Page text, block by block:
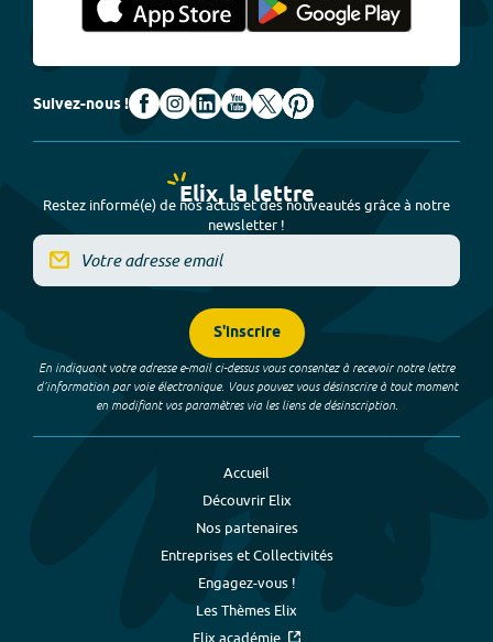
Suivez-nous !
Elix, la lettre
Restez informé(e) de nos actus et des nouveautés grâce à notre
newsletter !
S'inscrire
En indiquant votre adresse e-mail ci-dessus vous consentez à recevoir notre lettre
d’information par voie électronique. Vous pouvez vous désinscrire à tout moment
en modifiant vos paramètres via les liens de désinscription.
Accueil
Découvrir Elix
Nos partenaires
Entreprises et Collectivités
Engagez-vous !
Les Thèmes Elix
Elix académie